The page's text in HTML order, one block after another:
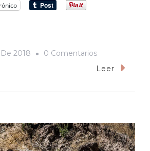
2018 0 ComentariosEn
Esta
Bases
Para
Leer